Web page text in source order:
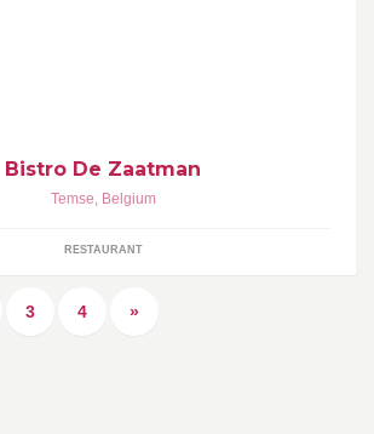
Bistro De Zaatman
Temse, Belgium
RESTAURANT
3 4 »